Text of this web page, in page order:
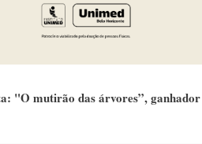
"O mutirão das árvores”,